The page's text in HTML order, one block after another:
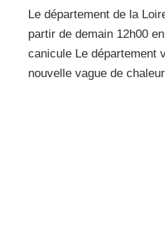
Le département de la
partir de demain 12h00
canicule Le département
nouvelle vague de